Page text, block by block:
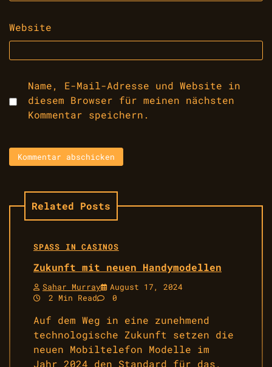
Website
Name, E-Mail-Adresse und Website in
diesem Browser für meinen nächsten
Kommentar speichern.
Related Posts
SPASS IN CASINOS
Zukunft mit neuen Handymodellen
Sahar Murray
August 17, 2024
2 Min Read
0
Auf dem Weg in eine zunehmend
technologische Zukunft setzen die
neuen Mobiltelefon Modelle im
Jahr 2024 den Standard für das,